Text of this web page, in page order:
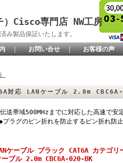
Cisco専門店 NW工房
み製品保証いたします。
｜ お問い合せ ｜ お客様の声
対応 LANケーブル 2.0m
送帯域500MHzまでに対応した高速で安
ラグのピン折れを防止するピン折れ防
ケーブル ブラック CAT6A カテゴリ
ーブル 2.0m CBC6A-020-BK